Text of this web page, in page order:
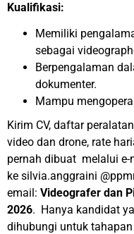
Kualifikasi:
Memiliki
sebagai
Berpengalaman
dokumenter.
Mampu
Kirim CV, daftar
video dan drone, rate
pernah dibuat melalui e-
ke silvia.anggraini
email: Videografer dan
2026. Hanya kandidat
dihubungi untuk